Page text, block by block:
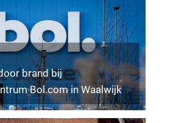
brand bij
Bol.com in Waalwijk